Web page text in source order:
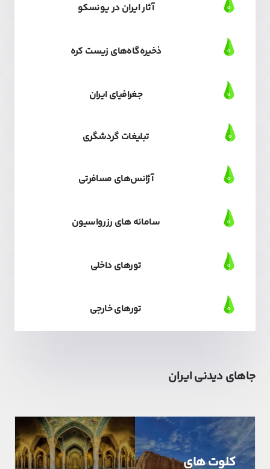
آثار ایران در یونسکو
ذخیره‌گاه‌های زیست کره
جغرافیای ایران
تبلیغات گردشگری
آژانس‌های مسافرتی
سامانه های رزرواسیون
تورهای داخلی
تورهای خارجی
جاهای دیدنی ایران
کلوت های